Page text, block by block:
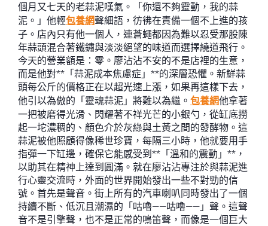
個月又七天的老蒜泥嘆氣。「你還不夠靈動，我的蒜
泥。」他輕包養網聲細語，彷彿在責備一個不上進的孩
子。店內只有他一個人，連蒼蠅都因為難以忍受那股陳
年蒜頭混合著鐵鏽與淡淡絕望的味道而選擇繞道飛行。
今天的營業額是：零。廖沾沾不安的不是店裡的生意，
而是他對**「蒜泥成本焦慮症」**的深層恐懼。新鮮蒜
頭每公斤的價格正在以超光速上漲，如果再這樣下去，
他引以為傲的「靈魂蒜泥」將難以為繼。 包養網他拿著
一把被磨得光滑、閃耀著不祥光芒的小銀勺，從缸底撈
起一坨濃稠的、顏色介於灰綠與土黃之間的發酵物。這
蒜泥被他照顧得像稀世珍寶，每隔三小時，他就要用手
指彈一下缸邊，確保它能感受到**「溫和的震動」**，
以助其在精神上達到圓滿。就在廖沾沾專注於與蒜泥進
行心靈交流時，外面的世界開始發出一些不對勁的信
號。首先是聲音。街上所有的汽車喇叭同時發出了一個
持續不斷、低沉且潮濕的「咕嚕——咕嚕——」聲。這聲
音不是引擎聲，也不是正常的鳴笛聲，而像是一個巨大